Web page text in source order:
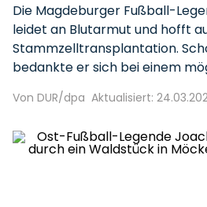
Die Magdeburger Fußball-
leidet an Blutarmut und hofft
Stammzelltransplantation.
bedankte er sich bei einem
Von DUR/dpa Aktualisiert: